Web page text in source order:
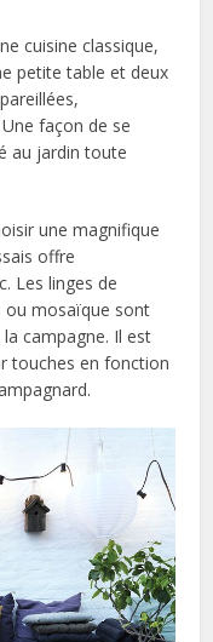
cuisine classique,
petite table et deux
façon de se
au jardin toute
une magnifique
offre
Les linges de
ou mosaïque sont
campagne. Il est
touches en fonction